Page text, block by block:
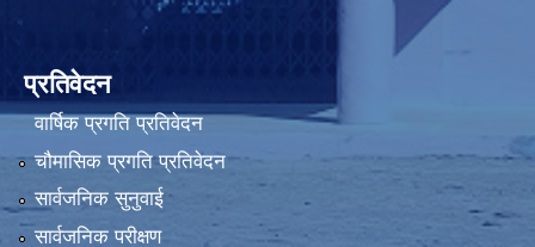
प्रतिवेदन
वार्षिक प्रगति प्रतिवेदन
चौमासिक प्रगति प्रतिवेदन
सार्वजनिक सुनुवाई
सार्वजनिक परीक्षण